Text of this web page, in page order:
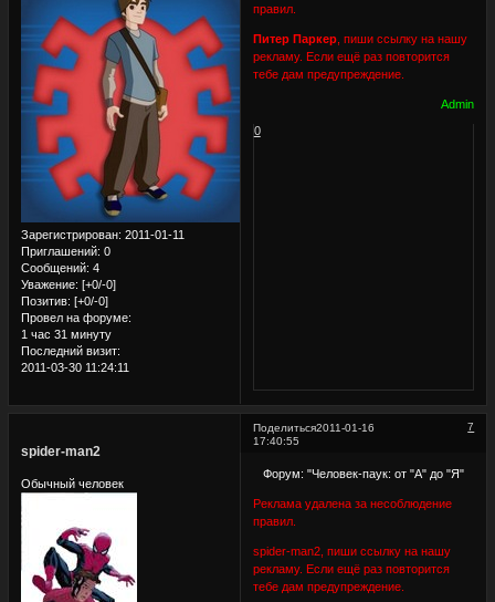
Зарегистрирован: 2011-01-11
Приглашений: 0
Сообщений: 4
Уважение: [+0/-0]
Позитив: [+0/-0]
Провел на форуме:
1 час 31 минуту
Последний визит:
2011-03-30 11:24:11
правил.
Питер Паркер, пиши ссылку на нашу
рекламу. Если ещё раз повторится
тебе дам предупреждение.
Admin
0
Поделиться 7
2011-01-16
17:40:55
spider-man2
Обычный человек
Форум: "Человек-паук: от "А" до "Я"
Реклама удалена за несоблюдение
правил.
spider-man2, пиши ссылку на нашу
рекламу. Если ещё раз повторится
тебе дам предупреждение.